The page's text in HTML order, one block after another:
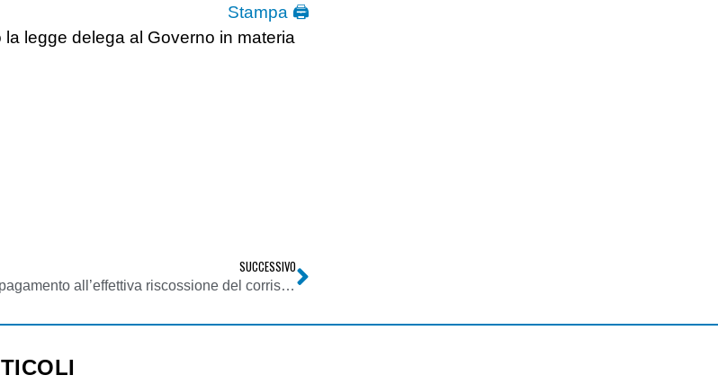
Stampa 🖨
legge delega al Governo in materia
SUCCESSIVO
Fiscale. IVA: pagamento all’effettiva riscossione del corrispettivo